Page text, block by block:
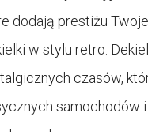
dodają prestiżu
w stylu retro:
czasów,
samochodów